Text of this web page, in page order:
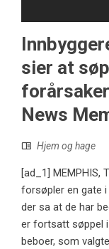
sier at
News
Hjem og hage
[ad_1] MEMPHIS,
forsøpler en gate
der sa at de har
er fortsatt søppel i
beboer, som